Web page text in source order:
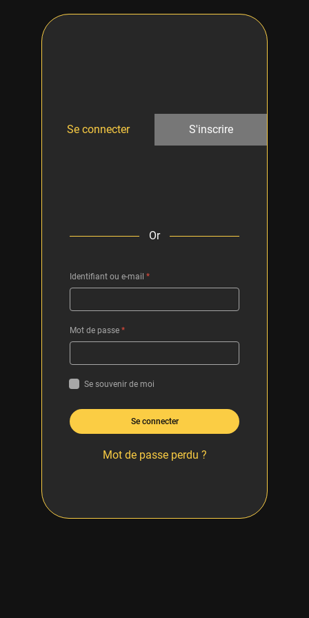
Se connecter S'inscrire
Or
Identifiant ou e-mail *
Mot de passe *
Se souvenir de moi
Se connecter
Mot de passe perdu ?